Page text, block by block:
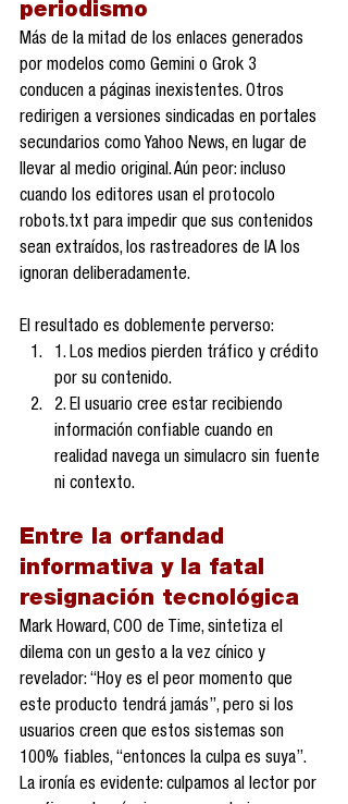
periodismo
Más de la mitad de los enlaces generados
por modelos como Gemini o Grok 3
conducen a páginas inexistentes. Otros
redirigen a versiones sindicadas en portales
secundarios como Yahoo News, en lugar de
llevar al medio original. Aún peor: incluso
cuando los editores usan el protocolo
robots.txt para impedir que sus contenidos
sean extraídos, los rastreadores de IA los
ignoran deliberadamente.
El resultado es doblemente perverso:
1. Los medios pierden tráfico y crédito
por su contenido.
2. El usuario cree estar recibiendo
información confiable cuando en
realidad navega un simulacro sin fuente
ni contexto.
Entre la orfandad
informativa y la fatal
resignación tecnológica
Mark Howard, COO de Time, sintetiza el
dilema con un gesto a la vez cínico y
revelador: “Hoy es el peor momento que
este producto tendrá jamás”, pero si los
usuarios creen que estos sistemas son
100% fiables, “entonces la culpa es suya”.
La ironía es evidente: culpamos al lector por